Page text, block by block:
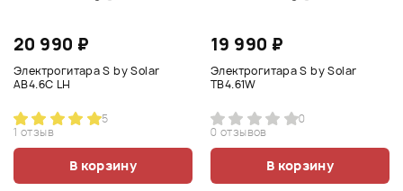
20 990 ₽
Электрогитара S by Solar
AB4.6C LH
5
1 отзыв
В корзину
19 990 ₽
Электрогитара S by Solar
TB4.61W
0
0 отзывов
В корзину